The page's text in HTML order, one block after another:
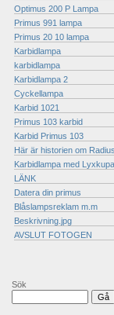
Optimus 200 P Lampa
Primus 991 lampa
Primus 20 10 lampa
Karbidlampa
karbidlampa
Karbidlampa 2
Cyckellampa
Karbid 1021
Primus 103 karbid
Karbid Primus 103
Här är historien om Radius
Karbidlampa med Lyxkupa
LÄNK
Datera din primus
Blåslampsreklam m.m
Beskrivning.jpg
AVSLUT FOTOGEN
Sök